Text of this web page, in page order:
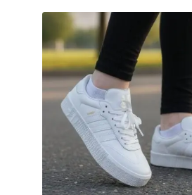
variantes.
Las
opciones
se
pueden
elegir
en
página
de
producto